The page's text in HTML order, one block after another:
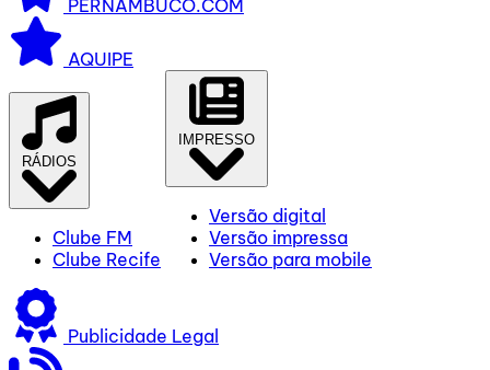
PERNAMBUCO.COM
AQUIPE
RÁDIOS
Clube FM
Clube Recife
IMPRESSO
Versão digital
Versão impressa
Versão para mobile
Publicidade Legal